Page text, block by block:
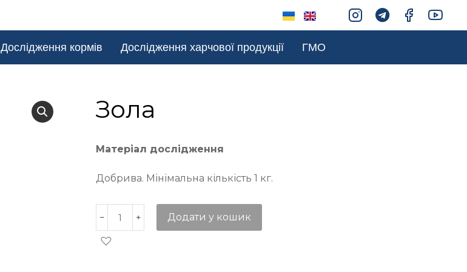
Дослідження кормів Дослідження харчової продукції ГМО
Зола
Матеріал дослідження
Добрива. Мінімальна кількість 1 кг.
Додати у кошик